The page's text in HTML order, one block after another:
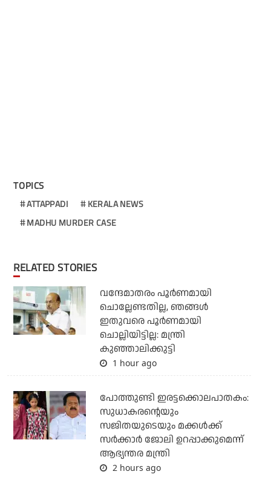
TOPICS
ATTAPPADI
KERALA NEWS
MADHU MURDER CASE
RELATED STORIES
വന്ദേമാതരം പൂര്‍ണമായി
ചൊല്ലേണ്ടതില്ല, ഞങ്ങള്‍
ഇതുവരെ പൂര്‍ണമായി
ചൊല്ലിയിട്ടില്ല: മന്ത്രി
കുഞ്ഞാലിക്കുട്ടി
1 hour ago
പോത്തുണ്ടി ഇരട്ടക്കൊലപാതകം:
സുധാകരന്റെയും
സജിതയുടെയും മക്കള്‍ക്ക്
സര്‍ക്കാര്‍ ജോലി ഉറപ്പാക്കുമെന്ന്
ആഭ്യന്തര മന്ത്രി
2 hours ago